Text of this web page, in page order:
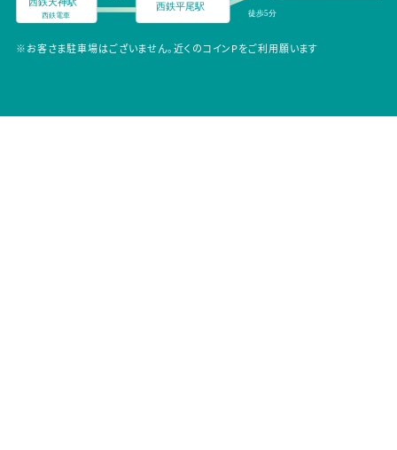
※お客さま駐車場はございません。近くのコインPをご利用願います